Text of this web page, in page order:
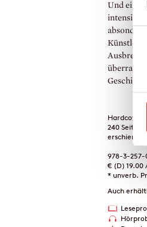
Und ein
intensiv
Künstler,
Hardcover
240 Seiten
erschienen
978-3-257-
€ (D) 19.00
* unverb.
Auch